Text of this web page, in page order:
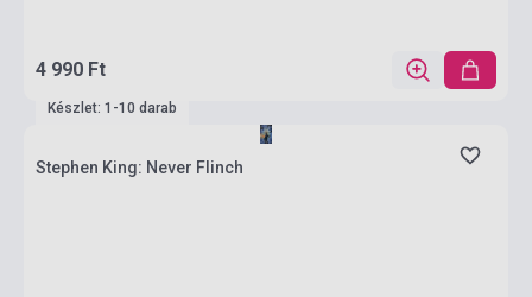
4 990 Ft
Készlet: 1-10 darab
Stephen King: Never Flinch